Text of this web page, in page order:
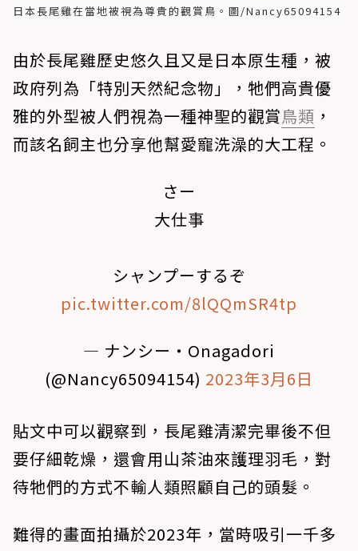
日本長尾雞在當地被視為尊貴的觀賞鳥。圖/Nancy65094154
由於長尾雞歷史悠久且又是日本原生種，被
政府列為「特別天然紀念物」，牠們高貴優
雅的外型被人們視為一種神聖的觀賞鳥類 ，
而該名飼主也分享他幫愛寵洗澡的大工程。
さー
大仕事
シャンプーするぞ
pic.twitter.com/8lQQmSR4tp
— ナンシー・Onagadori
(@Nancy65094154) 2023年3月6日
貼文中可以觀察到，長尾雞清潔完畢後不但
要仔細乾燥，還會用山茶油來護理羽毛，對
待牠們的方式不輸人類照顧自己的頭髮。
難得的畫面拍攝於2023年，當時吸引一千多